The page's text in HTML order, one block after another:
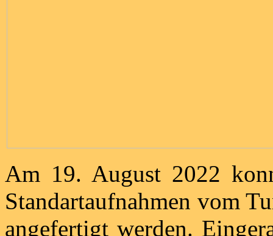
Am 19. August 2022
Standartaufnahmen vom
angefertigt werden.